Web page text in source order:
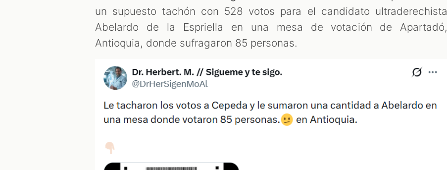
un supuesto tachón con 528 votos para el candidato ultraderechista
Abelardo de la Espriella en una mesa de votación de Apartadó,
Antioquia, donde sufragaron 85 personas.